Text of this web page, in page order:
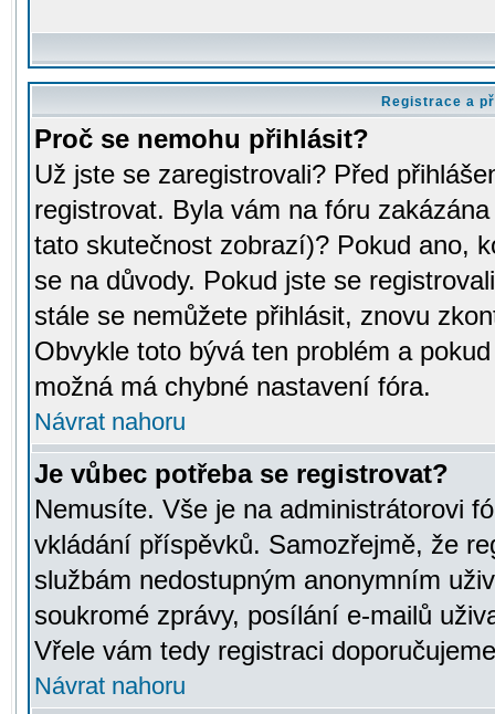
Registrace a
Proč se nemohu přihlásit?
Už jste se zaregistrovali? Před
registrovat. Byla vám na fóru
tato skutečnost zobrazí)? Pokud ano,
se na důvody. Pokud jste se
stále se nemůžete přihlásit, znovu
Obvykle toto bývá ten problém a
možná má chybné nastavení fóra.
Návrat nahoru
Je vůbec potřeba se registrovat?
Nemusíte. Vše je na administrátorovi
vkládání příspěvků. Samozřejmě, že
službám nedostupným anonymním
soukromé zprávy, posílání e-mailů
Vřele vám tedy registraci
Návrat nahoru